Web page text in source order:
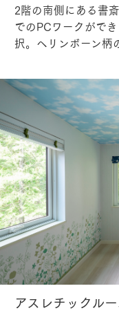
2階の南側にある書
でのPCワークがで
択。ヘリンボーン柄
アスレチックル